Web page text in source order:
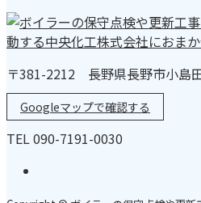
〒381-2212 長野県長野市小島
Googleマップで確認する
TEL 090-7191-0030